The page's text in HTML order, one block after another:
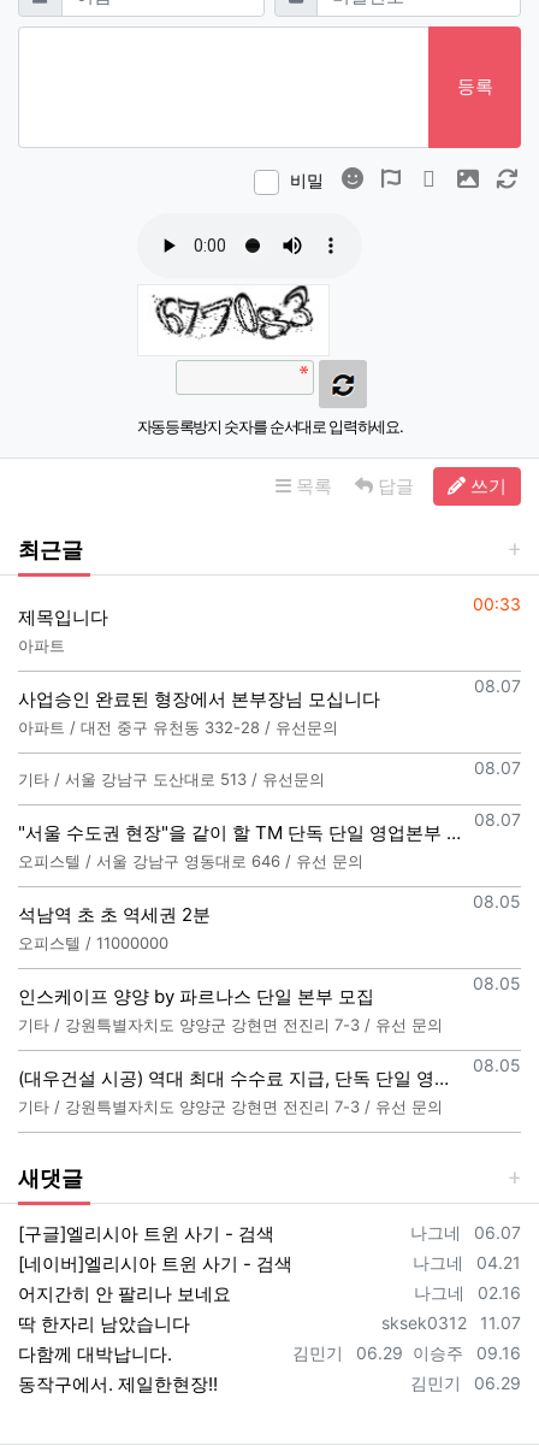
등록
비밀 이모티콘폰트어썸
동영상 이미지
자동등록방지 숫자를 순서대로 입력하세요.
목록 답글 쓰기
최근글
등록일
00:33
제목입니다
아파트
등록일
08.07
사업승인 완료된 형장에서 본부장님 모십니다
아파트 / 대전 중구 유천동 332-28 / 유선문의
등록일
08.07
기타 / 서울 강남구 도산대로 513 / 유선문의
등록일
08.07
"서울 수도권 현장"을 같이 할 TM 단독 단일 영업본부 팀 선착순 모집
오피스텔 / 서울 강남구 영동대로 646 / 유선 문의
등록일
08.05
석남역 초 초 역세권 2분
오피스텔 / 11000000
등록일
08.05
인스케이프 양양 by 파르나스 단일 본부 모집
기타 / 강원특별자치도 양양군 강현면 전진리 7-3 / 유선 문의
등록일
08.05
(대우건설 시공) 역대 최대 수수료 지급, 단독 단일 영업본부 선착순 모집 (팀,팀원 개별문의 가능)
기타 / 강원특별자치도 양양군 강현면 전진리 7-3 / 유선 문의
새댓글
등록자
나그네 등록일
06.07
[구글]엘리시아 트윈 사기 - 검색
등록자
나그네 등록일
04.21
[네이버]엘리시아 트윈 사기 - 검색
등록자
나그네 등록일
02.16
어지간히 안 팔리나 보네요
등록자
sksek0312 등록일
11.07
딱 한자리 남았습니다
등록자
이승주 등록일
09.16
등록자
김민기 등록일
06.29
다함께 대박납니다.
등록자
김민기 등록일
06.29
동작구에서. 제일한현장!!